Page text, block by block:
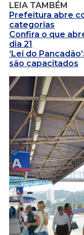
LEIA TAMBÉM
Prefeitura abre
categorias
Confira o que
dia 21
‘Lei do
são capacitados